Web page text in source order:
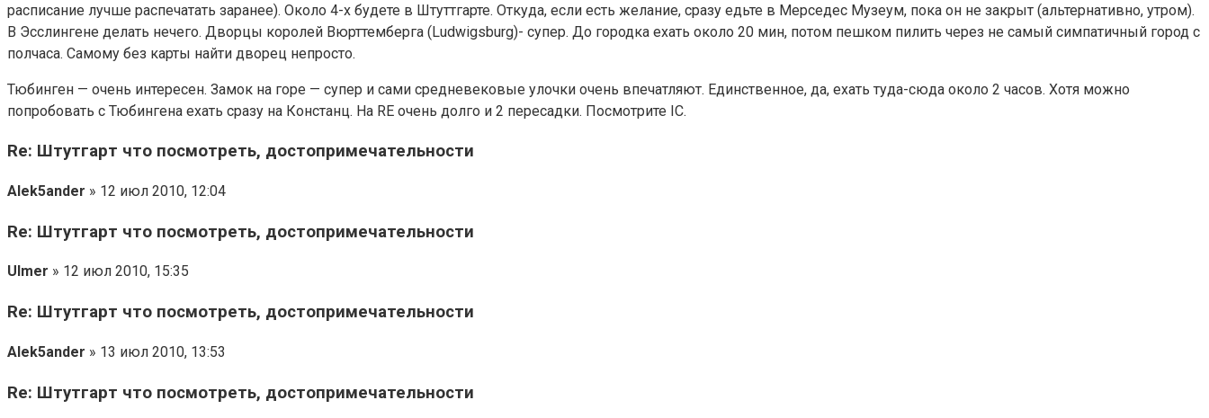
расписание лучше распечатать заранее). Около 4-х будете в Штуттгарте. Откуда, если есть желание, сразу едьте в Мерседес Музеум, пока он не закрыт (альтернативно, утром).
В Эсслингене делать нечего. Дворцы королей Вюрттемберга (Ludwigsburg)- супер. До городка ехать около 20 мин, потом пешком пилить через не самый симпатичный город с
полчаса. Самому без карты найти дворец непросто.
Тюбинген — очень интересен. Замок на горе — супер и сами средневековые улочки очень впечатляют. Единственное, да, ехать туда-сюда около 2 часов. Хотя можно
попробовать с Тюбингена ехать сразу на Констанц. На RE очень долго и 2 пересадки. Посмотрите IC.
Re: Штутгарт что посмотреть, достопримечательности
Alek5ander » 12 июл 2010, 12:04
Re: Штутгарт что посмотреть, достопримечательности
Ulmer » 12 июл 2010, 15:35
Re: Штутгарт что посмотреть, достопримечательности
Alek5ander » 13 июл 2010, 13:53
Re: Штутгарт что посмотреть, достопримечательности